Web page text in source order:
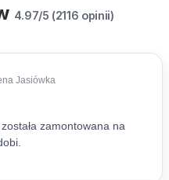
4.97/5 (2116 opinii)